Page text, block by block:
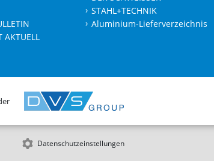
AKTUELL
STAHL+TECHNIK
Aluminium-Lieferverzeichnis
Datenschutzeinstellungen